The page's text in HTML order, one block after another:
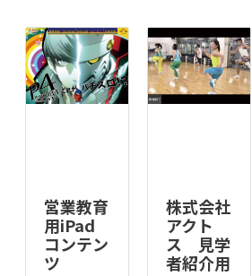
営業教育
用iPad
コンテン
ツ
株式会社
アクト
ス 見学
者紹介用